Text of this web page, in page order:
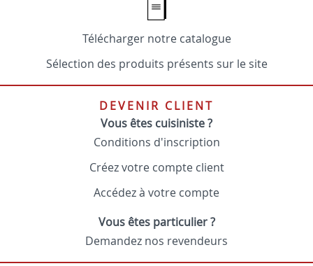
Télécharger notre catalogue
Sélection des produits présents sur le site
DEVENIR CLIENT
Vous êtes cuisiniste ?
Conditions d'inscription
Créez votre compte client
Accédez à votre compte
Vous êtes particulier ?
Demandez nos revendeurs